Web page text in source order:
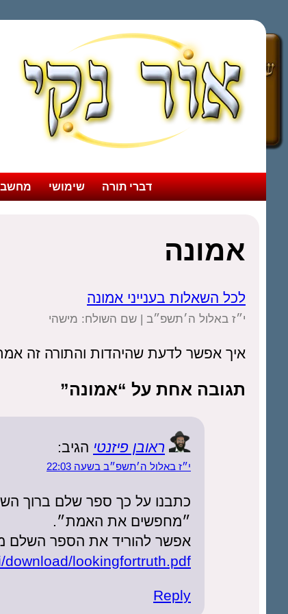
דברי תורה שימושי
אמונה
לכל השאלות בענייני אמונה
י״ז באלול ה׳תשפ״ב | שם השולח: מישהי
איך אפשר לדעת שהיהדות והתורה זה
תגובה אחת על “אמונה”
ראובן פיזנטי הגיב:
י״ז באלול ה׳תשפ״ב בשעה 22:03
כתבנו על כך ספר שלם ברוך
״מחפשים את האמת״.
אפשר להוריד את הספר השלם
lookingfortruth.pdf
Reply